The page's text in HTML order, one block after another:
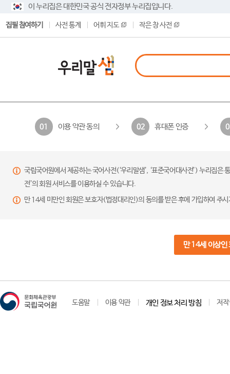
이 누리집은 대한민국 공식 전자정부 누리집입니다.
집필 참여하기 사전 통계 어휘 지도 작은 창 사전
01 이용 약관 동의 02 휴대폰 인증
국립국어원에서 제공하는 국어사전(‘우리말샘’, ‘표준국어대사전’) 누리집
전’의 회원 서비스를 이용하실 수 있습니다.
만 14세 미만인 회원은 보호자(법정대리인)의 동의를 받은 후에 가입하여 주
만 14세 이상인
도움말 이용 약관 개인 정보 처리 방침 저